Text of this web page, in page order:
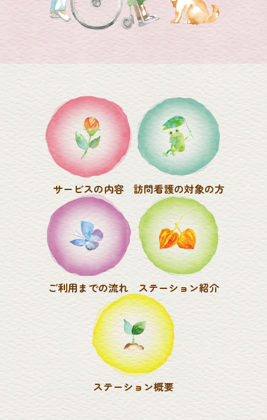
サービスの内容 訪問看護の対象の方
ご利用までの流れ ステーション紹介
ステーション概要